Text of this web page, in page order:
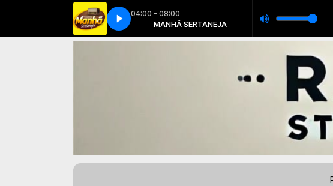
04:00 - 08:00
MANHÃ SERTANEJA MANHÃ SERTANEJA
CD Promocional In Piseiro 2021(MP3_128K)Michael Wesley CD Promocional In Piseiro